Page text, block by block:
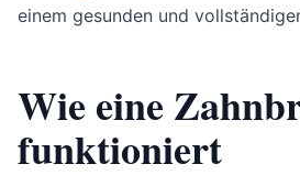
einem gesunden und
Wie eine
funktioniert